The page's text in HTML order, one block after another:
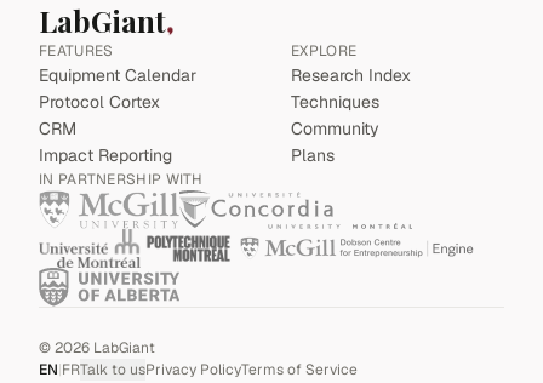
LabGiant
FEATURES
Equipment Calendar
Protocol Cortex
CRM
Impact Reporting
EXPLORE
Research Index
Techniques
Community
Plans
IN PARTNERSHIP WITH
©2026 LabGiant
EN|FRTalk to usPrivacy PolicyTerms of Service